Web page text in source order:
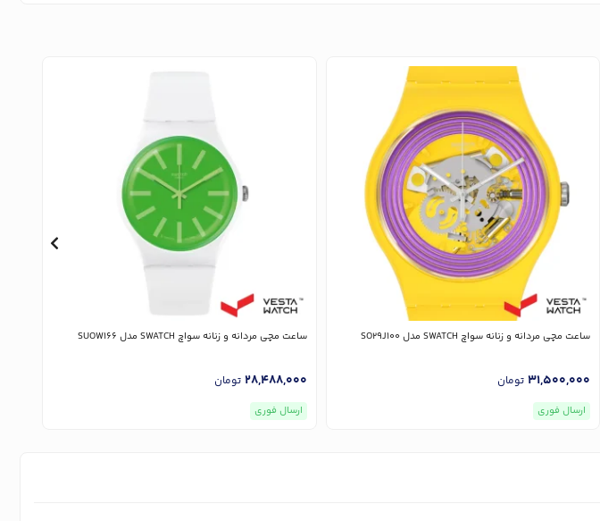
ساعت مچی مردانه و زنانه سواچ SWATCH مدل SO29J100
31,500,000 تومان
ارسال فوری
ساعت مچی مردانه و زنانه سواچ SWATCH مدل SUOW166
28,488,000 تومان
ارسال فوری